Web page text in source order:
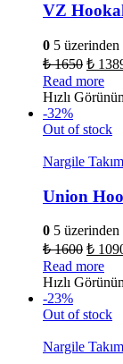
VZ
0 5 üzerinden
₺1650 ₺
Read more
Hızlı
-32%
Out of stock
Nargile
Union
0 5 üzerinden
₺1600 ₺
Read more
Hızlı
-23%
Out of stock
Nargile